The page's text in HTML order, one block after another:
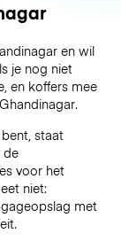
en wil
je nog niet
en koffers mee
staat
de
voor het
niet:
met